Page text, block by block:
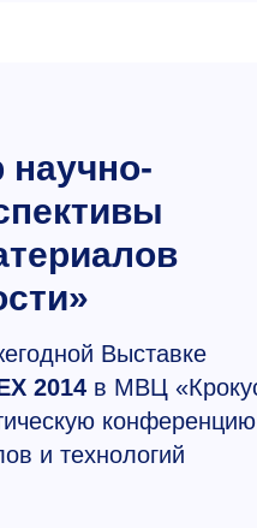
Выставке
2014в МВЦ
конференцию
и технологий